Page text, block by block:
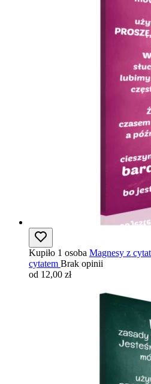
Kupiło 1 osoba Magnesy z
cytatem Brak opinii
od 12,00 zł